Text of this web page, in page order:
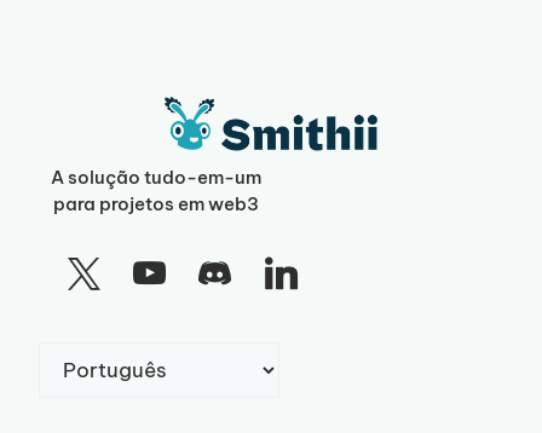
A solução tudo-em-um
para projetos em web3
um